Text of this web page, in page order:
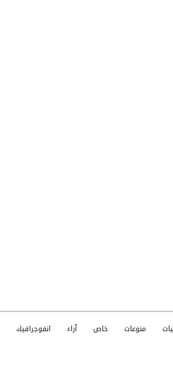
منوعات خاص آراء انفوجرافيك